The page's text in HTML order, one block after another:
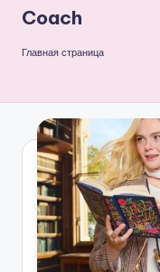
Coach
Главная страница